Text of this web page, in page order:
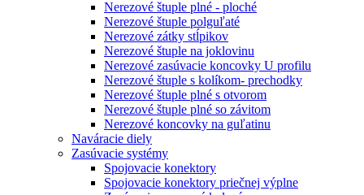
Nerezové štuple plné - ploché
Nerezové štuple polguľaté
Nerezové zátky stĺpikov
Nerezové štuple na joklovinu
Nerezové zasúvacie koncovky U profilu
Nerezové štuple s kolíkom- prechodky
Nerezové štuple plné s otvorom
Nerezové štuple plné so závitom
Nerezové koncovky na guľatinu
Naváracie diely
Zasúvacie systémy
Spojovacie konektory
Spojovacie konektory priečnej výplne